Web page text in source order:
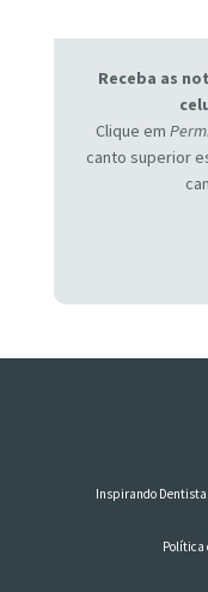
Receba as
Clique em
canto superior
Inspirando
Política